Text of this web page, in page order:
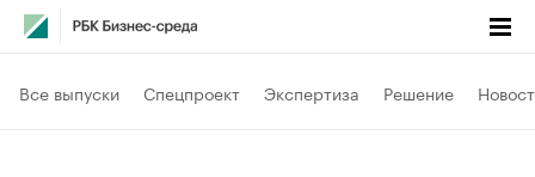
Все выпуски Спецпроект Экспертиза Решение